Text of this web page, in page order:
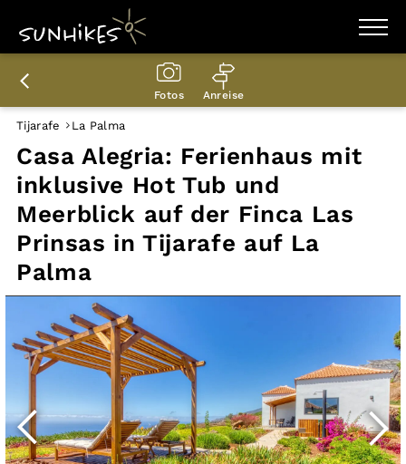
WANDERZIELE
WANDERUNGEN
ENTDECKEN
MAGAZIN
PLANER
Fotos Anreise
Casa Alegria: Ferienhaus mit
inklusive Hot Tub und
Meerblick auf der Finca Las
Prinsas in Tijarafe auf La
Palma
Tijarafe La Palma